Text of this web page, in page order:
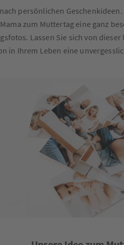
persönlichen
zum Muttertag eine ganz
Lassen Sie sich von
in Ihrem Leben eine